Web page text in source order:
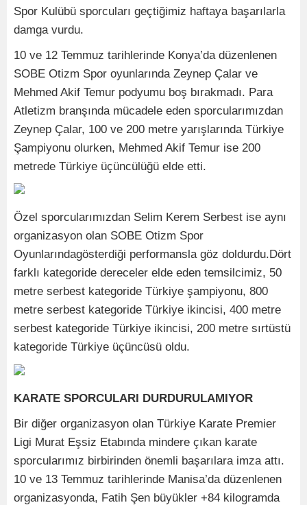
Spor Kulübü sporcuları geçtiğimiz haftaya başarılarla
damga vurdu.
10 ve 12 Temmuz tarihlerinde Konya’da düzenlenen
SOBE Otizm Spor oyunlarında Zeynep Çalar ve
Mehmed Akif Temur podyumu boş bırakmadı. Para
Atletizm branşında mücadele eden sporcularımızdan
Zeynep Çalar, 100 ve 200 metre yarışlarında Türkiye
Şampiyonu olurken, Mehmed Akif Temur ise 200
metrede Türkiye üçüncülüğü elde etti.
Özel sporcularımızdan Selim Kerem Serbest ise aynı
organizasyon olan SOBE Otizm Spor
Oyunlarındagösterdiği performansla göz doldurdu.Dört
farklı kategoride dereceler elde eden temsilcimiz, 50
metre serbest kategoride Türkiye şampiyonu, 800
metre serbest kategoride Türkiye ikincisi, 400 metre
serbest kategoride Türkiye ikincisi, 200 metre sırtüstü
kategoride Türkiye üçüncüsü oldu.
KARATE SPORCULARI DURDURULAMIYOR
Bir diğer organizasyon olan Türkiye Karate Premier
Ligi Murat Eşsiz Etabında mindere çıkan karate
sporcularımız birbirinden önemli başarılara imza attı.
10 ve 13 Temmuz tarihlerinde Manisa’da düzenlenen
organizasyonda, Fatih Şen büyükler +84 kilogramda